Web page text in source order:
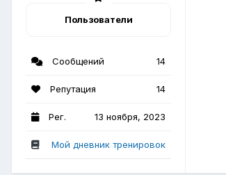
Пользователи
Сообщений 14
Репутация 14
Рег. 13 ноября, 2023
Мой дневник тренировок